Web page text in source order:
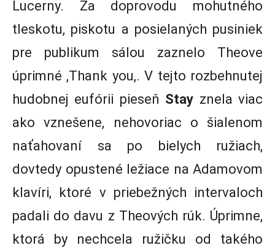
Lucerny. Za doprovodu mohutného
tleskotu, piskotu a posielaných pusiniek
pre publikum sálou zaznelo Theove
úprimné ,Thank you,. V tejto rozbehnutej
hudobnej eufórii pieseň Stay znela viac
ako vznešene, nehovoriac o šialenom
naťahovaní sa po bielych ružiach,
dovtedy opustené ležiace na Adamovom
klavíri, ktoré v priebežných intervaloch
padali do davu z Theových rúk. Úprimne,
ktorá by nechcela ružičku od takého